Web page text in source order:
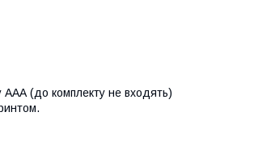
(до комплекту не входять)